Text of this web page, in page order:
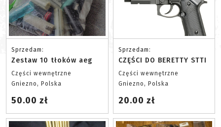
Sprzedam:
Zestaw 10 tłoków aeg
Części wewnętrzne
Gniezno, Polska
50.00 zł
Sprzedam:
CZĘŚCI DO BERETTY STTI
Części wewnętrzne
Gniezno, Polska
20.00 zł